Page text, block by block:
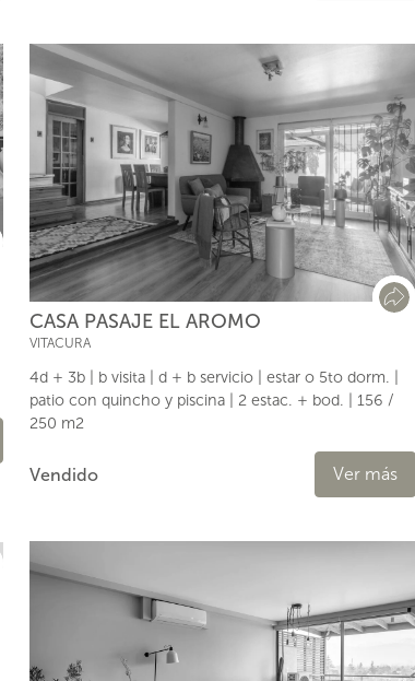
CASA PASAJE EL AROMO
VITACURA
4d + 3b | b visita | d + b servicio | estar o 5to dorm. |
patio con quincho y piscina | 2 estac. + bod. | 156 /
250 m2
Vendido Ver más